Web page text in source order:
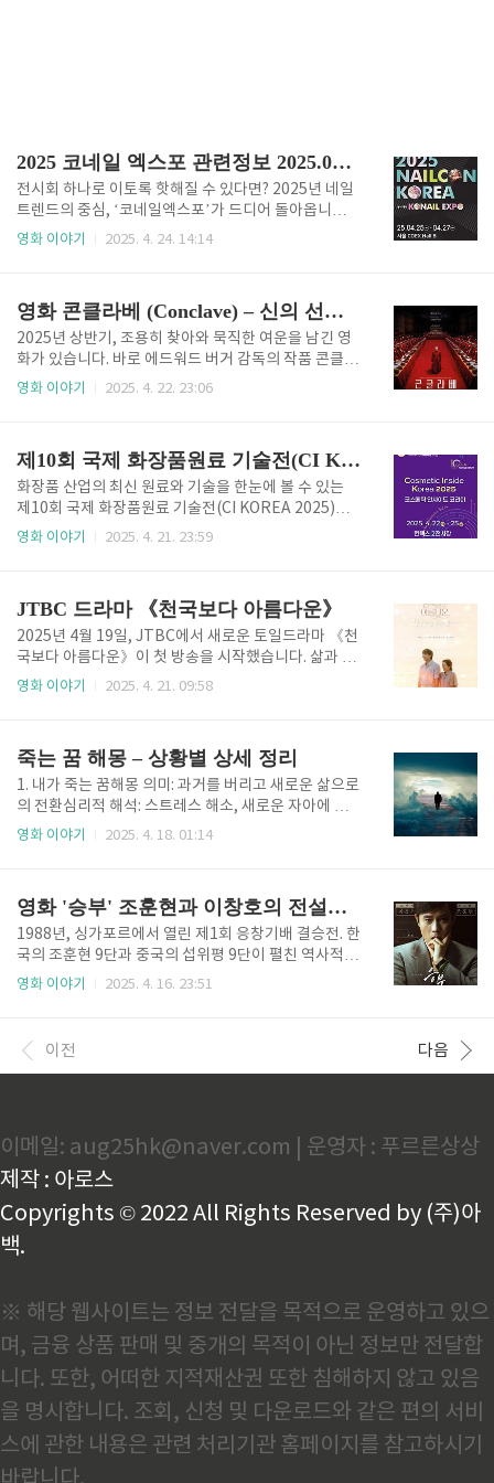
2025 코네일 엑스포 관련정보 2025.04.25~04.27
전시회 하나로 이토록 핫해질 수 있다면? 2025년 네일
트렌드의 중심, ‘코네일엑스포’가 드디어 돌아옵니다.
미용인이라면 반드시 주목해야 할 이유, 지금부터 함께
스포는 국내외 네일 브랜드, 제조사, 유통사 등 다양한
업계 관계자들이 한자리에 모이는 대규모 전시회입니
다. 이곳에서는 첨단 기술과 최신 네일 트렌드를 한눈에
확인할 수 있으며, 수출입 비즈니스와 글로벌 파트너십
형성의 기회도 제공합니다.전시 품목 및 참여 업종 네일
영화 이야기 2025. 4. 24. 14:14
영화 콘클라베 (Conclave) – 신의 선택인가, 인간의 게임인가?
2025년 상반기, 조용히 찾아와 묵직한 여운을 남긴 영
화가 있습니다. 바로 에드워드 버거 감독의 작품 콘클라
베(Conclave). 종교 영화인가 싶었는데, 보고 나면 오
요.‘콘클라베’란?먼저 제목이 조금 생소하실 수 있어요.
콘클라베(Conclave)’는 라틴어에서 온 말로, ‘잠긴
방’을 뜻합니다.가톨릭에서는 새로운 교황을 선출하기
위해 전 세계 추기경들이 모여 비공개로 진행하는 선거
를 이렇게 부르죠. 실제로는 시스티나 성당에 모여 외부
영화 이야기 2025. 4. 22. 23:06
제10회 국제 화장품원료 기술전(CI KOREA 2025)
화장품 산업의 최신 원료와 기술을 한눈에 볼 수 있는
제10회 국제 화장품원료 기술전(CI KOREA 2025)이
개최됩니다. 이번 전시회는 국내외 화장품 원료 및 기술
025)기간: 2025년 4월 22일(화) ~ 4월 25일(금)시간:
오전 10시 ~ 오후 5시 (단, 마지막 날은 오후 4시까지)
장소: 킨텍스(KINTEX) 제2전시장 7B홀주최: ㈜경연
전람입장료: 사전 등록 시 무료 / 현장 등록 시 20,000
원​ 국제 화장품원료 기술전 바로가기 전시 품목이번 전
영화 이야기 2025. 4. 21. 23:59
JTBC 드라마 《천국보다 아름다운》
2025년 4월 19일, JTBC에서 새로운 토일드라마 《천
국보다 아름다운》이 첫 방송을 시작했습니다. 삶과 죽
음을 넘나드는 독특한 설정과 감동적인 스토리로 많은
기간: 2025년 4월 19일 ~ 5월 25일방송 시간: 매주 토
요일 오후 10시 40분, 일요일 오후 10시 30분총 회차:
12부작연출: 김석윤극본: 이남규, 김수진출연: 김혜자,
손석구, 한지민, 이정은, 천호진, 류덕환 등시청 등급: 1
5세 이상 시청가OTT 서비스: 넷플릭스, 티빙줄거리 소
영화 이야기 2025. 4. 21. 09:58
죽는 꿈 해몽 – 상황별 상세 정리
1. 내가 죽는 꿈해몽 의미: 과거를 버리고 새로운 삶으로
의 전환심리적 해석: 스트레스 해소, 새로운 자아에 대
한 욕망현실 적용: 변화의 시작, 기회 포착✅ 긍정 신호:
책임감 또는 거리감 반영현실 적용: 부모, 자녀, 형제와
의 관계 점검✅ 긍정 신호: 가족에게 좋은 일 생김❗ 주의
할 점: 감정적 거리가 벌어지고 있을 수 있음3. 연인이
죽는 꿈해몽 의미: 관계의 전환기 또는 감정 변화심리적
해석: 불안감, 집착이 꿈으로 드러남현실 적용: 갈등 해
할 점: 무의식 속 불안 방치 금지..
영화 이야기 2025. 4. 18. 01:14
영화 '승부' 조훈현과 이창호의 전설을 스크린에 담다
1988년, 싱가포르에서 열린 제1회 응창기배 결승전. 한
국의 조훈현 9단과 중국의 섭위평 9단이 펼친 역사적인
대국은 단순한 승부를 넘어 한 시대의 전환점을 알리는
갈등을 치열하게 풀어낸 뜨거운 드라마입니다. 롯데 시
네마 예매👆️ CGV 예매👆️ 메가박스 예매👆️ 씨네큐 예매
초의 인물입니다. 그와 맞붙은 섭위평 9단과의 대국은
전 세계 바둑 팬들의 이목을 집중시켰습니다. 하지만 영
화는 이 전설적인 승부에서 끝나지 않습니다..
영화 이야기 2025. 4. 16. 23:51
이전 다음
이메일: aug25hk@naver.com | 운영자 : 푸르른상상
제작 : 아로스
Copyrights © 2022 All Rights Reserved by (주)아
백.
※ 해당 웹사이트는 정보 전달을 목적으로 운영하고 있으
며, 금융 상품 판매 및 중개의 목적이 아닌 정보만 전달합
니다. 또한, 어떠한 지적재산권 또한 침해하지 않고 있음
을 명시합니다. 조회, 신청 및 다운로드와 같은 편의 서비
스에 관한 내용은 관련 처리기관 홈페이지를 참고하시기